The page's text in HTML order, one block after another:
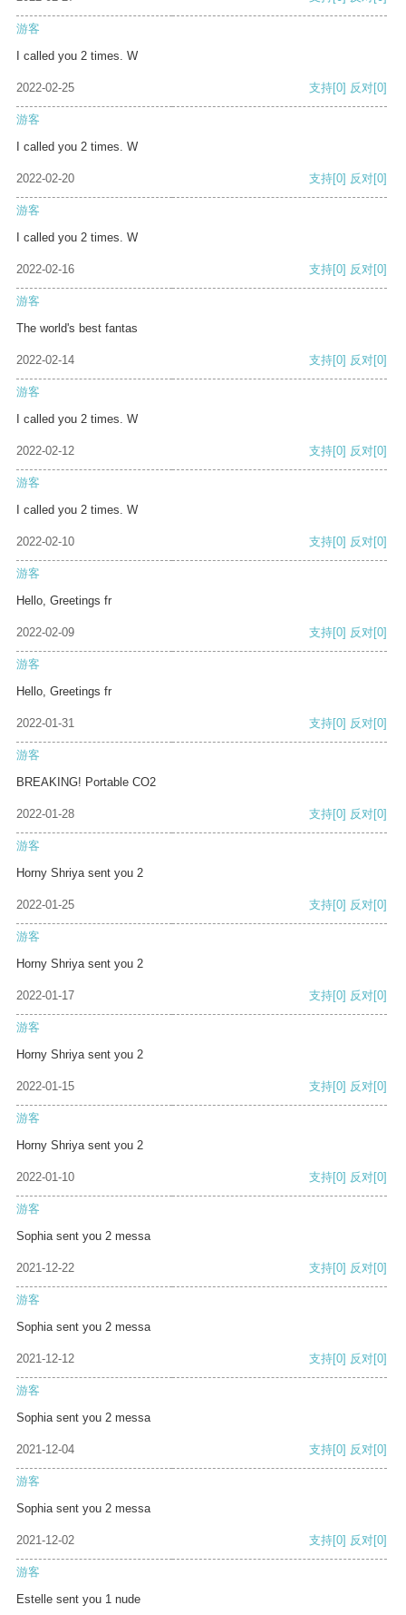
游客
I called you 2 times. W
2022-02-25 支持[0] 反对[0]
游客
I called you 2 times. W
2022-02-20 支持[0] 反对[0]
游客
I called you 2 times. W
2022-02-16 支持[0] 反对[0]
游客
The world's best fantas
2022-02-14 支持[0] 反对[0]
游客
I called you 2 times. W
2022-02-12 支持[0] 反对[0]
游客
I called you 2 times. W
2022-02-10 支持[0] 反对[0]
游客
Hello, Greetings fr
2022-02-09 支持[0] 反对[0]
游客
Hello, Greetings fr
2022-01-31 支持[0] 反对[0]
游客
BREAKING! Portable CO2
2022-01-28 支持[0] 反对[0]
游客
Horny Shriya sent you 2
2022-01-25 支持[0] 反对[0]
游客
Horny Shriya sent you 2
2022-01-17 支持[0] 反对[0]
游客
Horny Shriya sent you 2
2022-01-15 支持[0] 反对[0]
游客
Horny Shriya sent you 2
2022-01-10 支持[0] 反对[0]
游客
Sophia sent you 2 messa
2021-12-22 支持[0] 反对[0]
游客
Sophia sent you 2 messa
2021-12-12 支持[0] 反对[0]
游客
Sophia sent you 2 messa
2021-12-04 支持[0] 反对[0]
游客
Sophia sent you 2 messa
2021-12-02 支持[0] 反对[0]
游客
Estelle sent you 1 nude